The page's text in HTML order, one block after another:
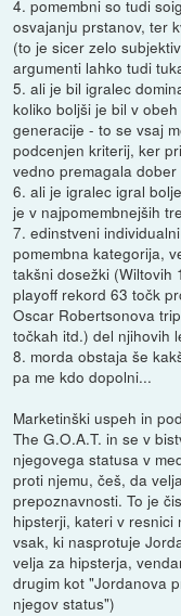
4. pomembni so tudi
osvajanju prstanov, ter
(to je sicer zelo
argumenti lahko tudi
5. ali je bil igralec
koliko boljši je bil v
generacije - to se vsaj
podcenjen kriterij, ker
vedno premagala dober
6. ali je igralec igral
je v najpomembnejših
7. edinstveni
pomembna kategorija,
takšni dosežki (Wiltovih
playoff rekord 63 točk
Oscar Robertsonova
točkah itd.) del njihovih
8. morda obstaja še
pa me kdo dopolni...
Marketinški uspeh in
The G.O.A.T. in se v
njegovega statusa v
proti njemu, češ, da
prepoznavnosti. To je
hipsterji, kateri v resnici
vsak, ki nasprotuje
velja za hipsterja,
drugim kot "Jordanova
njegov status")